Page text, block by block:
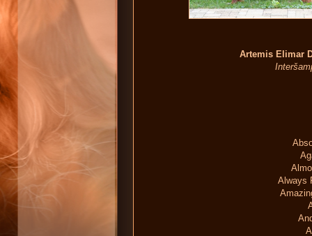
Artemis Elimar
Always